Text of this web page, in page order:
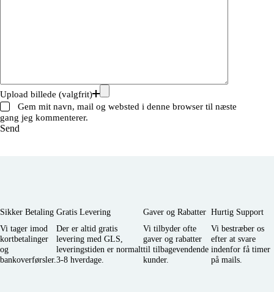
Upload billede (valgfrit)
Gem mit navn, mail og websted i denne browser til næste
gang jeg kommenterer.
Send
Sikker Betaling
Vi tager imod
kortbetalinger
og
bankoverførsler.
Gratis Levering
Der er altid gratis
levering med GLS,
leveringstiden er normalt
3-8 hverdage.
Gaver og Rabatter
Vi tilbyder ofte
gaver og rabatter
til tilbagevendende
kunder.
Hurtig Support
Vi bestræber os
efter at svare
indenfor få timer
på mails.